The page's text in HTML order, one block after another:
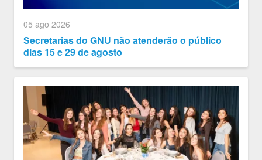
05 ago 2026
Secretarias do GNU não atenderão o público
dias 15 e 29 de agosto